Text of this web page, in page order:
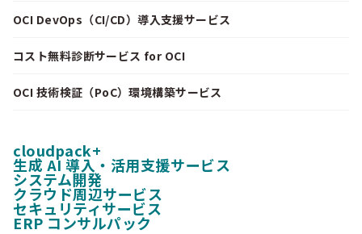
OCI DevOps（CI/CD）導入支援サービス
コスト無料診断サービス for OCI
OCI 技術検証（PoC）環境構築サービス
cloudpack+
生成 AI 導入・活用支援サービス
システム開発
クラウド周辺サービス
セキュリティサービス
ERP コンサルパック